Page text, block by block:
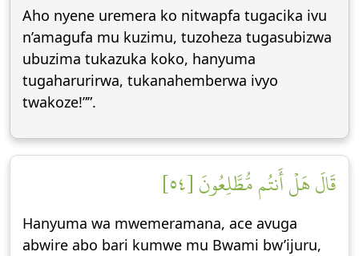
Aho nyene uremera ko nitwapfa tugacika ivu
n’amagufa mu kuzimu, tuzoheza tugasubizwa
ubuzima tukazuka koko, hanyuma
tugaharurirwa, tukanahemberwa ivyo
twakoze!””.
قَالَ هَلۡ أَنتُم مُّطَّلِعُونَ [٥٤]
Hanyuma wa mwemeramana, ace avuga
abwire abo bari kumwe mu Bwami bw’ijuru,